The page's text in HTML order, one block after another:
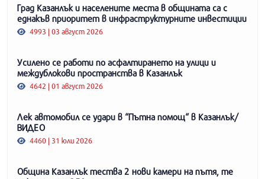
Град Казанлък и населените места в общината са с
еднакъв приоритет в инфраструктурните инвестиции
4993 | 03 август 2026
Усилено се работи по асфалтирането на улици и
междублокови пространства в Казанлък
4642 | 01 август 2026
Лек автомобил се удари в “Пътна помощ“ в Казанлък/
ВИДЕО
4460 | 31 юли 2026
Община Казанлък тества 2 нови камери на пътя, те